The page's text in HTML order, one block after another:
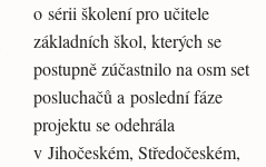
o sérii školení pro učitele
základních škol, kterých se
postupně zúčastnilo na osm set
posluchačů a poslední fáze
projektu se odehrála
v Jihočeském, Středočeském,